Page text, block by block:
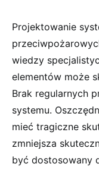
Projektowanie
wiedzy
elementów może
Brak regularnych
systemu.
mieć tragiczne
zmniejsza
być dostosowany